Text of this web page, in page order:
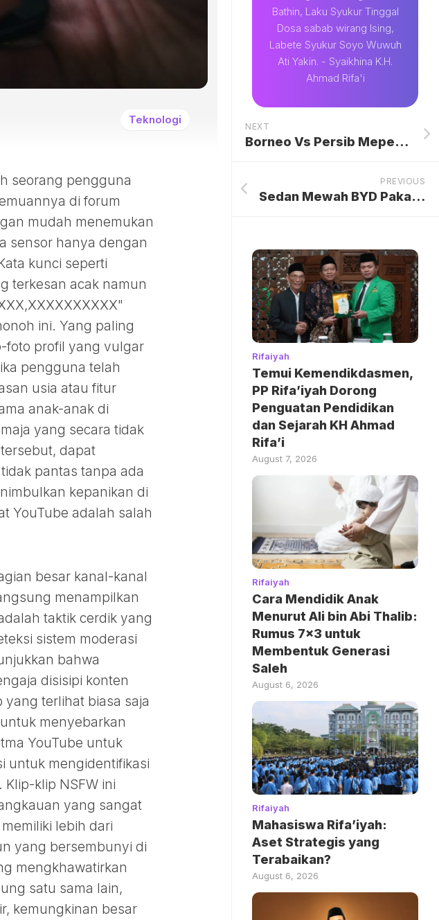
Teknologi
seorang pengguna
di forum
mudah menemukan
sensor hanya dengan
kunci seperti
terkesan acak namun
ini. Yang paling
foto profil yang vulgar
pengguna telah
usia atau fitur
anak-anak di
yang secara tidak
dapat
pantas tanpa ada
kepanikan di
YouTube adalah salah
besar kanal-kanal
menampilkan
taktik cerdik yang
sistem moderasi
bahwa
disisipi konten
yang terlihat biasa saja
menyebarkan
YouTube untuk
untuk mengidentifikasi
klip NSFW ini
yang sangat
lebih dari
yang bersembunyi di
mengkhawatirkan
satu sama lain,
kemungkinan besar
Bathin, Laku Syukur Tinggal
Dosa sabab wirang Ising,
Labete Syukur Soyo Wuwuh
Ati Yakin. - Syaikhina K.H.
Ahmad Rifa'i
NEXT
Borneo Vs Persib Mepet Agenda ACL 2, Bojan Hodak Minta Revisi Jadwal untuk Optimalisasi Performa
PREVIOUS
Sedan Mewah BYD Pakai Baterai Jumbo, Bisa Tempuh Jarak 1.000 Km Sekali Isi, Tawarkan Teknologi Revolusioner
Rifaiyah
Temui Kemendikdasmen,
PP Rifa’iyah Dorong
Penguatan Pendidikan
dan Sejarah KH Ahmad
Rifa’i
August 7, 2026
Rifaiyah
Cara Mendidik Anak
Menurut Ali bin Abi Thalib:
Rumus 7×3 untuk
Membentuk Generasi
Saleh
August 6, 2026
Rifaiyah
Mahasiswa Rifa’iyah:
Aset Strategis yang
Terabaikan?
August 6, 2026